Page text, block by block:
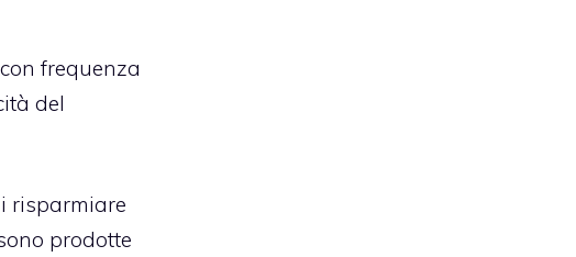
con frequenza
del
risparmiare
prodotte